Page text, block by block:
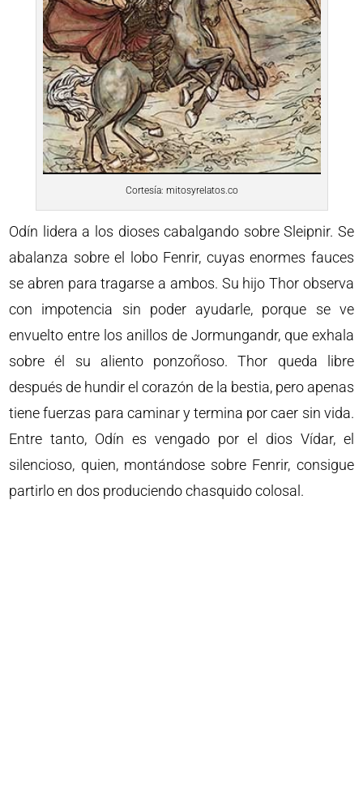
Cortesía: mitosyrelatos.co
Odín lidera a los dioses cabalgando sobre Sleipnir. Se
abalanza sobre el lobo Fenrir, cuyas enormes fauces
se abren para tragarse a ambos. Su hijo Thor observa
con impotencia sin poder ayudarle, porque se ve
envuelto entre los anillos de Jormungandr, que exhala
sobre él su aliento ponzoñoso. Thor queda libre
después de hundir el corazón de la bestia, pero apenas
tiene fuerzas para caminar y termina por caer sin vida.
Entre tanto, Odín es vengado por el dios Vídar, el
silencioso, quien, montándose sobre Fenrir, consigue
partirlo en dos produciendo chasquido colosal.